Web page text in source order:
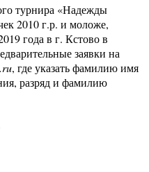
турнира «Надежды
2010 г.р. и моложе,
года в г. Кстово в
заявки на
, где указать фамилию имя
разряд и фамилию